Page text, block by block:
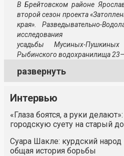
В Брейтовском районе
второй сезон проекта
края».Разведывательно-
исследования
усадьбы Мусиных-Пушкиных
Рыбинского водохранилища
развернуть
Интервью
«Глаза боятся, а руки
городскую суету на старый
Суара Шакле: курдский
общая история борьбы